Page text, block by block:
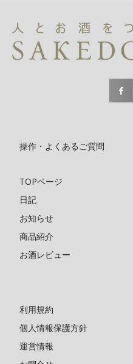
操作・よくあるご質問
TOPページ
日記
お知らせ
商品紹介
お酒レビュー
利用規約
個人情報保護方針
運営情報